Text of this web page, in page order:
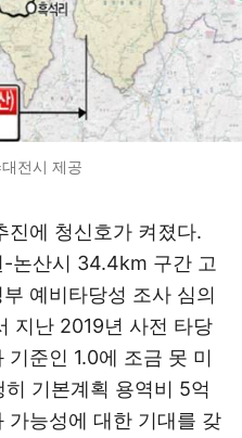
전시 제공
진에 청신호가 켜졌다.
논산시 34.4km 구간 고
예비타당성 조사 심의
지난 2019년 사전 타당
준인 1.0에 조금 못 미
기본계획 용역비 5억
가능성에 대한 기대를 갖